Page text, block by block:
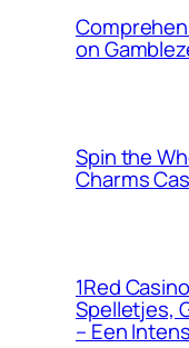
on
Spin the
Charms
1Red
Spelletjes,
– Een